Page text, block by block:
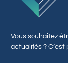
Vous souhaitez
actualités ? C’est